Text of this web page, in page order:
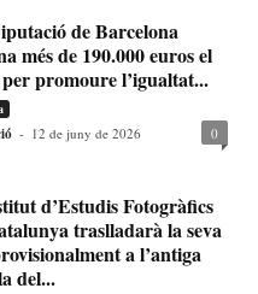
de Barcelona
més de 190.000 euros el
promoure l’igualtat...
- 12 de juny de 2026 0
d’Estudis Fotogràfics
traslladarà la seva
a l’antiga
del...